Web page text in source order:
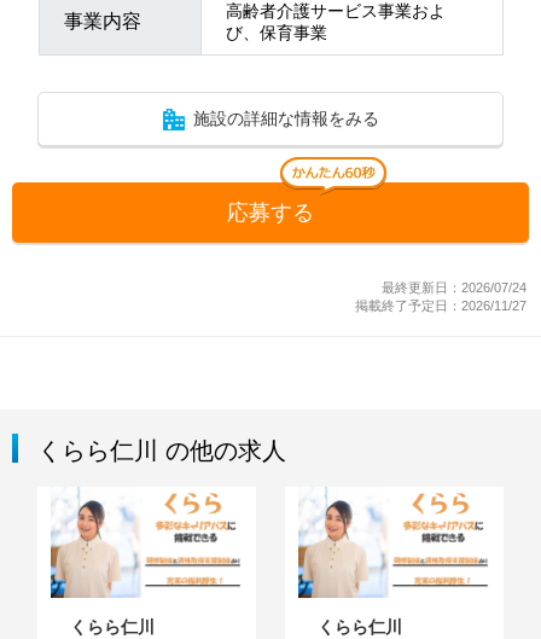
事業内容
高齢者介護サービス事業およ
び、保育事業
施設の詳細な情報をみる
応募する
最終更新日：2026/07/24
掲載終了予定日：2026/11/27
くらら仁川 の他の求人
くらら仁川 くらら仁川